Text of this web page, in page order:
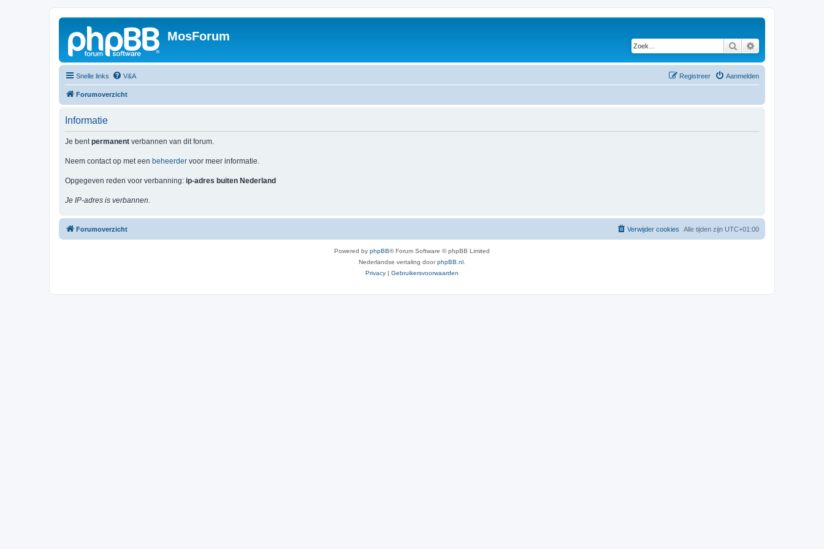
MosForum
Zoek
Snelle links V&A Aanmelden
Registreer
Forumoverzicht
Informatie
Je bentpermanent verbannen van dit forum.
Neem contact op met een beheerder voor meer informatie.
Opgegeven reden voor verbanning: ip-adres buiten Nederland
Je IP-adres is verbannen.
Forumoverzicht Alle tijden zijn UTC+01:00
Verwijder cookies
Powered by phpBB® Forum Software © phpBB Limited
Nederlandse vertaling doorphpBB.nl
Privacy | Gebruikersvoorwaarden